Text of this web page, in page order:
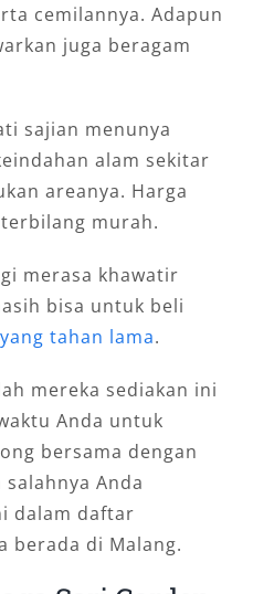
cemilannya. Adapun
juga beragam
sajian menunya
alam sekitar
areanya. Harga
murah.
merasa khawatir
bisa untuk beli
tahan lama.
mereka sediakan ini
Anda untuk
bersama dengan
Anda
dalam daftar
berada di Malang.